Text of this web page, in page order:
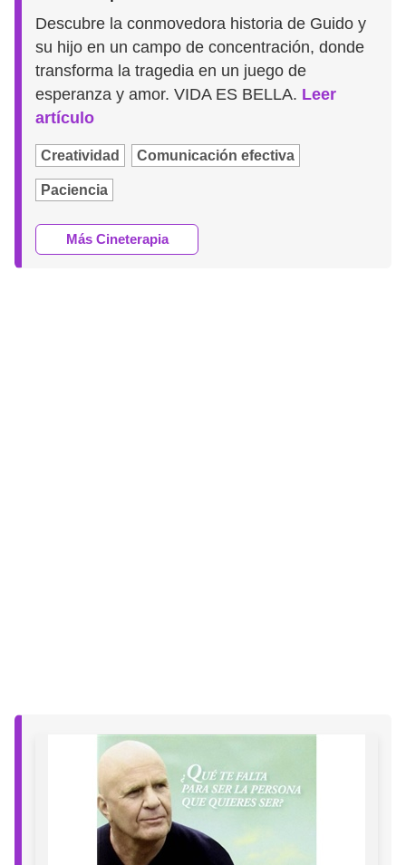
Descubre la conmovedora historia de Guido y
su hijo en un campo de concentración, donde
transforma la tragedia en un juego de
esperanza y amor. VIDA ES BELLA. Leer
artículo
Creatividad Comunicación efectiva
Paciencia
Más Cineterapia